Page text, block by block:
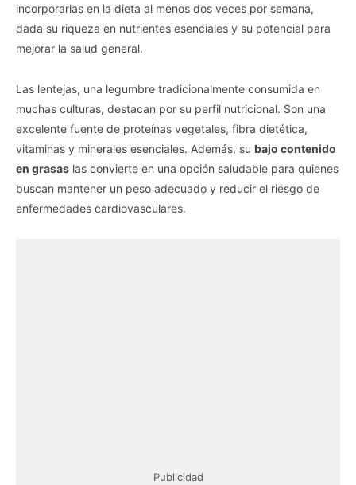
incorporarlas en la dieta al menos dos veces por semana,
dada su riqueza en nutrientes esenciales y su potencial para
mejorar la salud general.
Las lentejas, una legumbre tradicionalmente consumida en
muchas culturas, destacan por su perfil nutricional. Son una
excelente fuente de proteínas vegetales, fibra dietética,
vitaminas y minerales esenciales. Además, su bajo contenido
en grasas las convierte en una opción saludable para quienes
buscan mantener un peso adecuado y reducir el riesgo de
enfermedades cardiovasculares.
Publicidad